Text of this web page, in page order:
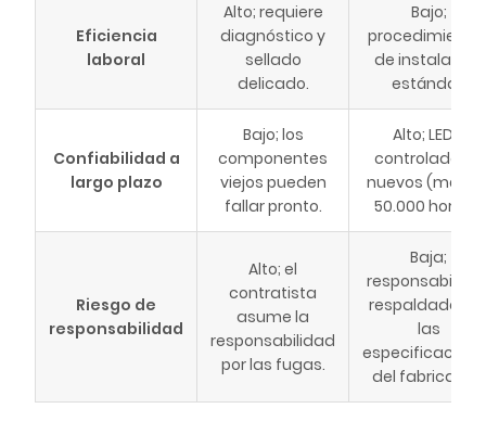
Eficiencia
laboral
Alto; requiere
diagnóstico y
sellado
delicado.
Bajo;
de instalación
estándar.
Confiabilidad a
largo plazo
Bajo; los
componentes
viejos pueden
fallar pronto.
Alto; LED y
controladores
nuevos (más
50.000 horas).
Riesgo de
responsabilidad
Alto; el
contratista
asume la
responsabilidad
por las fugas.
Baja;
respaldada
las
del fabricante.